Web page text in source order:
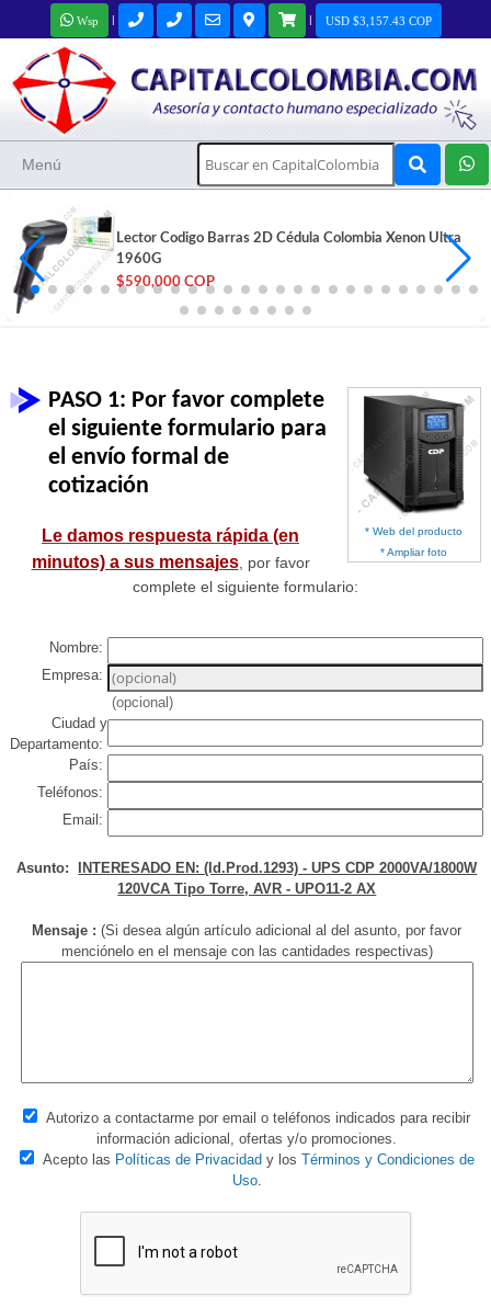
Wsp | | USD $3,157.43 COP
Menú
Lector Codigo Barras 2D Cédula Colombia Xenon Ultra
1960G
$590,000 COP
* Web del producto
* Ampliar foto
PASO 1: Por favor complete
el siguiente formulario para
el envío formal de
cotización
Le damos respuesta rápida (en
minutos) a sus mensajes, por favor
complete el siguiente formulario:
Nombre:
Empresa:
(opcional)
Ciudad y
Departamento:
País:
Teléfonos:
Email:
Asunto:
INTERESADO EN: (Id.Prod.1293) - UPS CDP 2000VA/1800W
120VCA Tipo Torre, AVR - UPO11-2 AX
Mensaje : (Si desea algún artículo adicional al del asunto, por favor
menciónelo en el mensaje con las cantidades respectivas)
Autorizo a contactarme por email o teléfonos indicados para recibir
información adicional, ofertas y/o promociones.
Acepto las Políticas de Privacidad y los Términos y Condiciones de
Uso.